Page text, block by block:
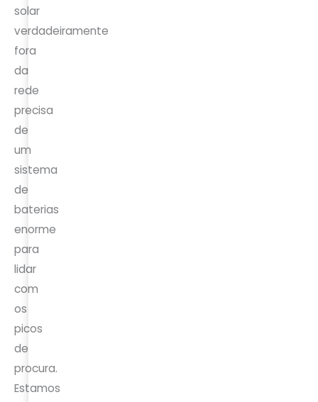
solar
verdadeiramente
fora
da
rede
precisa
de
um
sistema
de
baterias
enorme
para
lidar
com
os
picos
de
procura.
Estamos